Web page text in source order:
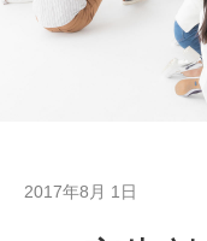
2017年8月 1日